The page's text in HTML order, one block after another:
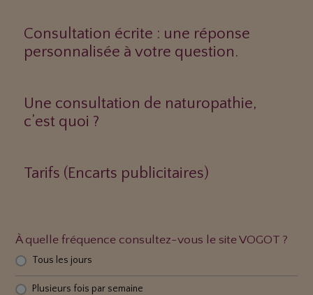
Consultation écrite : une réponse
personnalisée à votre question.
Une consultation de naturopathie,
c’est quoi ?
Tarifs (Encarts publicitaires)
À quelle fréquence consultez-vous le site VOGOT ?
Tous les jours
Plusieurs fois par semaine